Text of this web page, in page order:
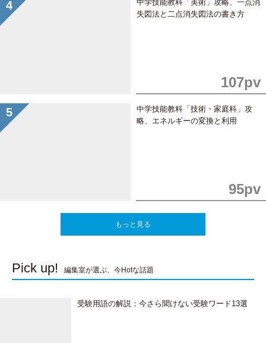
中学技能教科「美術」攻略、一点消
失図法と二点消失図法の書き方
107pv
中学技能教科「技術・家庭科」攻
略、エネルギーの変換と利用
95pv
もっと見る
Pick up! 編集室が選ぶ、今Hotな話題
受験用語の解説：今さら聞けない受験ワード13選